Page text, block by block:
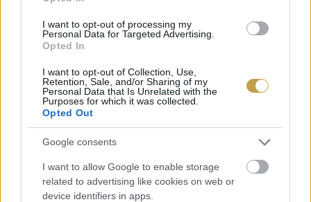
I want to opt-out of processing my
Personal Data for Targeted Advertising.
Opted In
I want to opt-out of Collection, Use,
Retention, Sale, and/or Sharing of my
Personal Data that Is Unrelated with the
Purposes for which it was collected.
Opted Out
Google consents
I want to allow Google to enable storage
related to advertising like cookies on web or
device identifiers in apps.
Ízlés szerint sóval és borssal fűszerezzük,
majd azonnal tálaljuk némi extra reszelt
sajttal.